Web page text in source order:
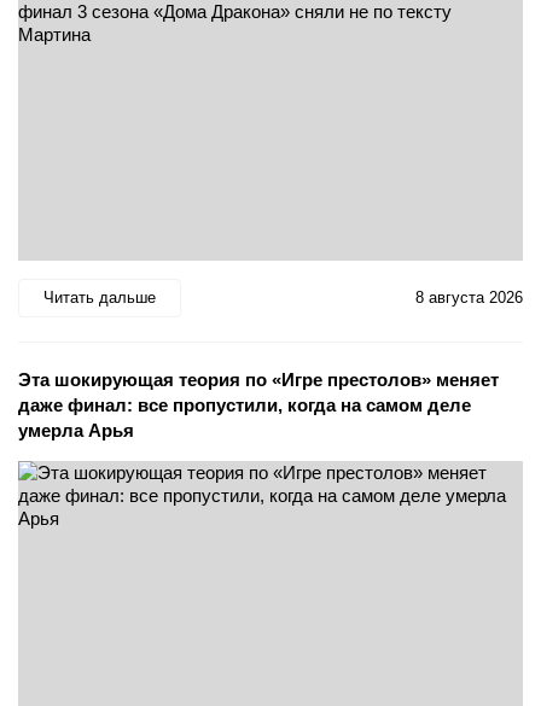
Читать дальше 8 августа 2026
Эта шокирующая теория по «Игре престолов» меняет
даже финал: все пропустили, когда на самом деле
умерла Арья